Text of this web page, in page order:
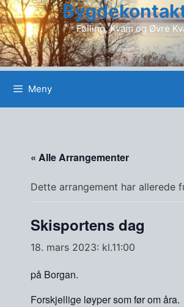
Hopp
til
innhold
Følling, Kvam og Øvre
Meny
« Alle Arrangementer
Dette arrangement har allerede
Skisportens dag
18. mars 2023: kl.11:00
på Borgan.
Forskjellige løyper som før om åra.